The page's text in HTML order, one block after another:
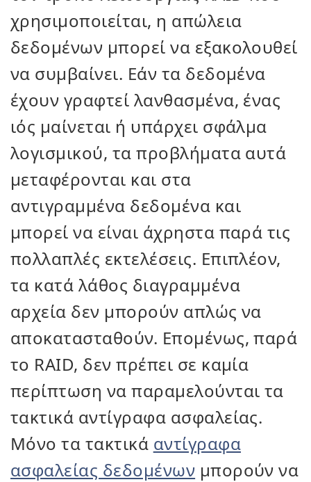
χρησιμοποιείται, η απώλεια
δεδομένων μπορεί να εξακολουθεί
να συμβαίνει. Εάν τα δεδομένα
έχουν γραφτεί λανθασμένα, ένας
ιός μαίνεται ή υπάρχει σφάλμα
λογισμικού, τα προβλήματα αυτά
μεταφέρονται και στα
αντιγραμμένα δεδομένα και
μπορεί να είναι άχρηστα παρά τις
πολλαπλές εκτελέσεις. Επιπλέον,
τα κατά λάθος διαγραμμένα
αρχεία δεν μπορούν απλώς να
αποκατασταθούν. Επομένως, παρά
το RAID, δεν πρέπει σε καμία
περίπτωση να παραμελούνται τα
τακτικά αντίγραφα ασφαλείας.
Μόνο τα τακτικά αντίγραφα
ασφαλείας δεδομένων μπορούν να